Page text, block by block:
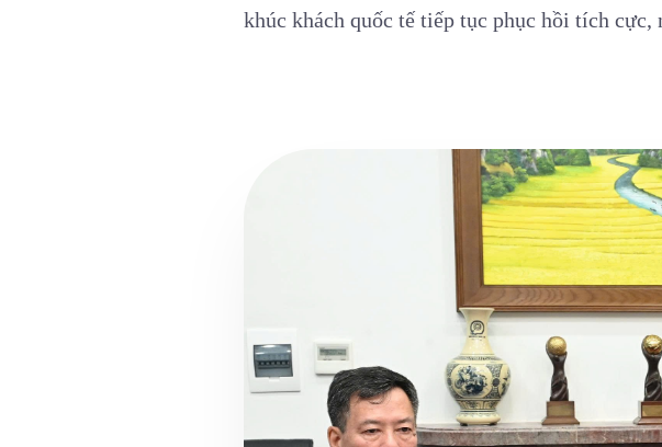
khúc khách quốc tế tiếp tục phục hồi tích